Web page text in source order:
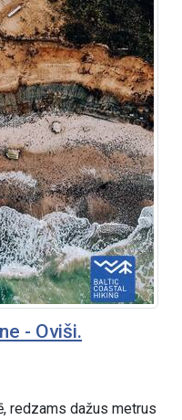
- Oviši.
redzams dažus metrus